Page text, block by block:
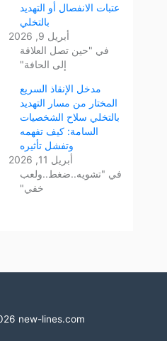
عتبات الانفصال أو التهديد
بالتخلي
أبريل 9, 2026
في "حين تصل العلاقة
إلى الحافة"
مدخل الإنقاذ السريع
المختار من مسار التهديد
بالتخلي سلاح الشخصيات
السامة: كيف تفهمه
وتفشل تأثيره
أبريل 11, 2026
في "تشويه..ضغط..ولعب
خفي"
new-lines.com